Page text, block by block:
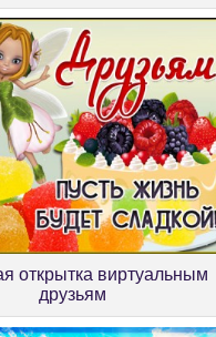
открытка виртуальным
друзьям